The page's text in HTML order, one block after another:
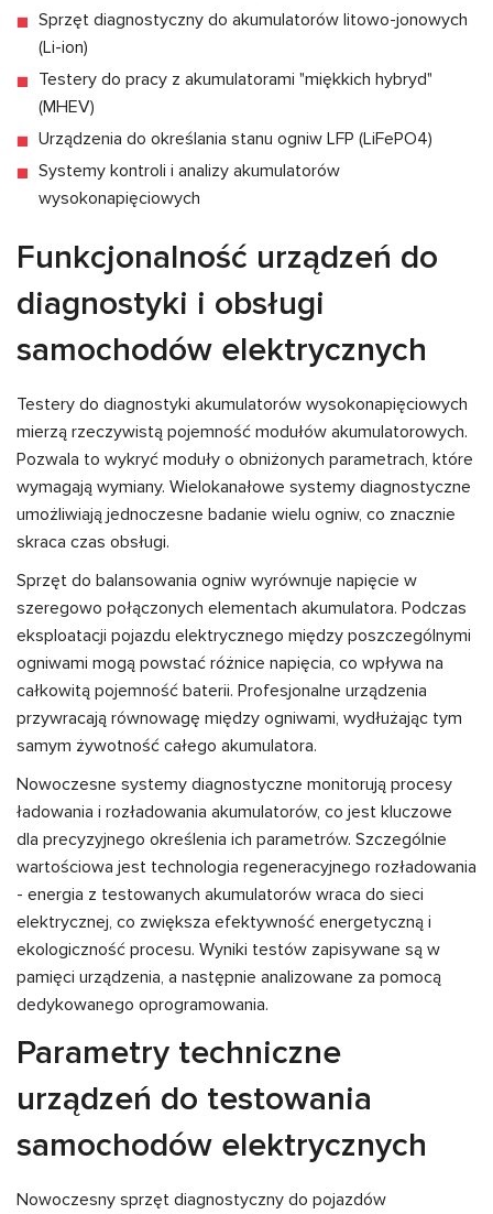
Sprzęt diagnostyczny do akumulatorów litowo-jonowych
(Li-ion)
Testery do pracy z akumulatorami "miękkich hybryd"
(MHEV)
Urządzenia do określania stanu ogniw LFP (LiFePO4)
Systemy kontroli i analizy akumulatorów
wysokonapięciowych
Funkcjonalność urządzeń do
diagnostyki i obsługi
samochodów elektrycznych
Testery do diagnostyki akumulatorów wysokonapięciowych
mierzą rzeczywistą pojemność modułów akumulatorowych.
Pozwala to wykryć moduły o obniżonych parametrach, które
wymagają wymiany. Wielokanałowe systemy diagnostyczne
umożliwiają jednoczesne badanie wielu ogniw, co znacznie
skraca czas obsługi.
Sprzęt do balansowania ogniw wyrównuje napięcie w
szeregowo połączonych elementach akumulatora. Podczas
eksploatacji pojazdu elektrycznego między poszczególnymi
ogniwami mogą powstać różnice napięcia, co wpływa na
całkowitą pojemność baterii. Profesjonalne urządzenia
przywracają równowagę między ogniwami, wydłużając tym
samym żywotność całego akumulatora.
Nowoczesne systemy diagnostyczne monitorują procesy
ładowania i rozładowania akumulatorów, co jest kluczowe
dla precyzyjnego określenia ich parametrów. Szczególnie
wartościowa jest technologia regeneracyjnego rozładowania
- energia z testowanych akumulatorów wraca do sieci
elektrycznej, co zwiększa efektywność energetyczną i
ekologiczność procesu. Wyniki testów zapisywane są w
pamięci urządzenia, a następnie analizowane za pomocą
dedykowanego oprogramowania.
Parametry techniczne
urządzeń do testowania
samochodów elektrycznych
Nowoczesny sprzęt diagnostyczny do pojazdów